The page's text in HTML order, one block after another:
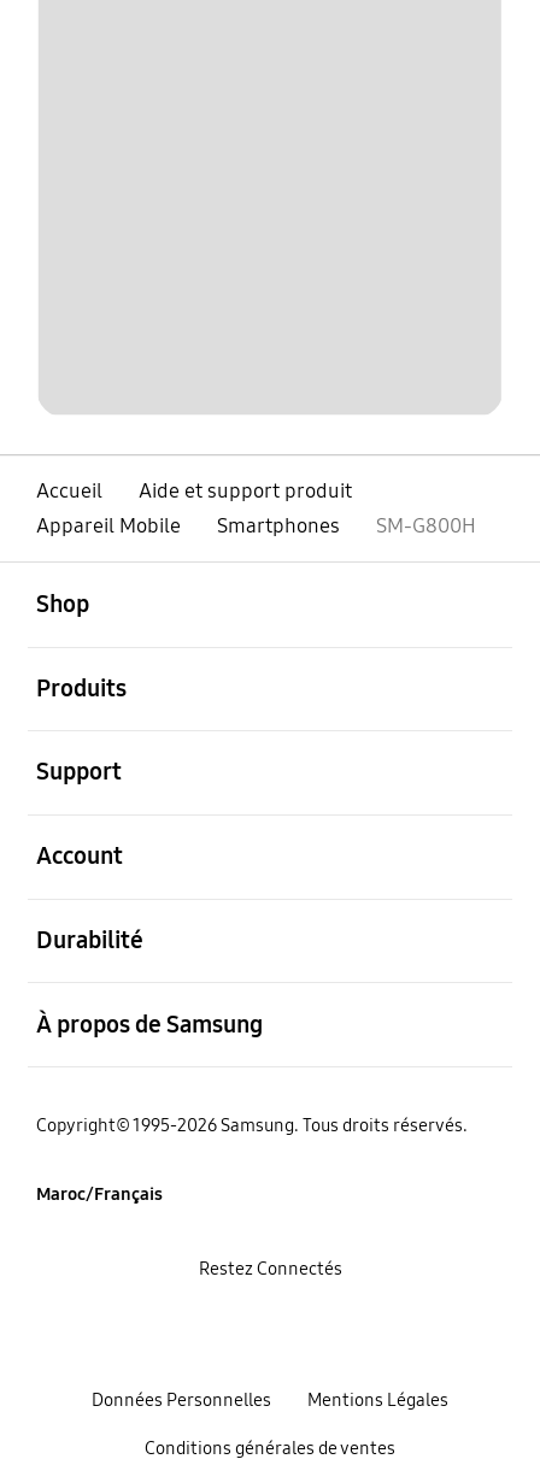
Accueil
Aide et support produit
Appareil Mobile
Smartphones SM-G800H
Shop
Produits
Support
Account
Durabilité
À propos de Samsung
Copyright© 1995-2026 Samsung. Tous droits réservés.
Maroc/Français
Données Personnelles Mentions Légales
Conditions générales de ventes
Restez Connectés